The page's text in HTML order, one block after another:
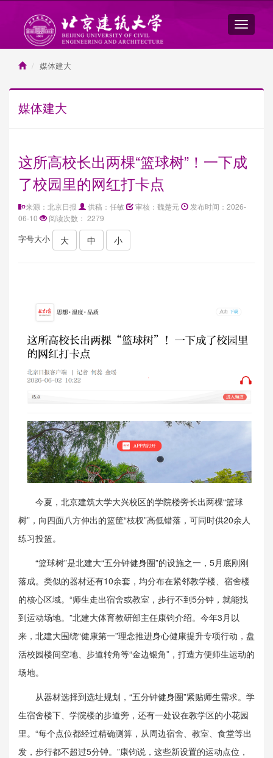
媒体建大
媒体建大
这所高校长出两棵“篮球树”！一下成
了校园里的网红打卡点
来源：北京日报 供稿：任敏 审核：魏楚元
发布时间：2026-
06-10
阅读次数： 2279
字号大小 大 中 小
今夏，北京建筑大学大兴校区的学院楼旁长出两棵“篮球
树”，向四面八方伸出的篮筐“枝杈”高低错落，可同时供20余人
练习投篮。
“篮球树”是北建大“五分钟健身圈”的设施之一，5月底刚刚
落成。类似的器材还有10余套，均分布在紧邻教学楼、宿舍楼
的核心区域。“师生走出宿舍或教室，步行不到5分钟，就能找
到运动场地。”北建大体育教研部主任康钧介绍。今年3月以
来，北建大围绕“健康第一”理念推进身心健康提升专项行动，盘
活校园楼间空地、步道转角等“金边银角”，打造方便师生运动的
场地。
从器材选择到选址规划，“五分钟健身圈”紧贴师生需求。学
生宿舍楼下、学院楼的步道旁，还有一处设在教学区的小花园
里。“每个点位都经过精确测算，从周边宿舍、教室、食堂等出
发，步行都不超过5分钟。”康钧说，这些新设置的运动点位，